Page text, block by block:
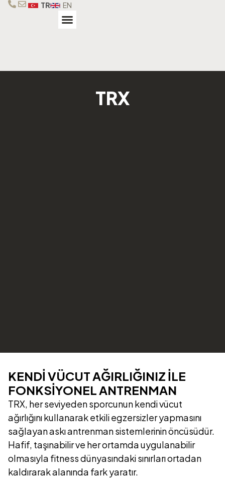
TR EN
TRX
KENDİ VÜCUT AĞIRLIĞINIZ İLE
FONKSİYONEL ANTRENMAN
TRX, her seviyeden sporcunun kendi vücut
ağırlığını kullanarak etkili egzersizler yapmasını
sağlayan askı antrenman sistemlerinin öncüsüdür.
Hafif, taşınabilir ve her ortamda uygulanabilir
olmasıyla fitness dünyasındaki sınırları ortadan
kaldırarak alanında fark yaratır.